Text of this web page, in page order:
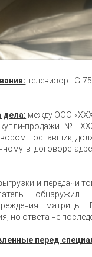
телевизор LG
дела: между ООО
продажи №
поставщик,
в договоре
и передачи
матрицы.
но ответа не
перед